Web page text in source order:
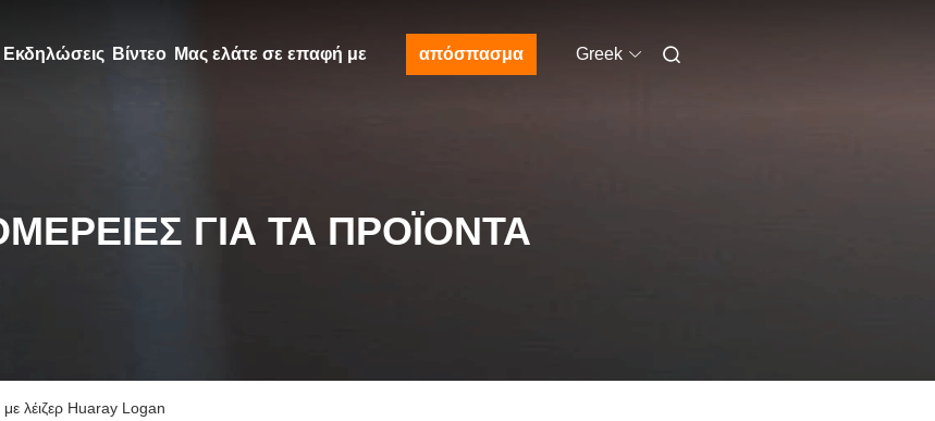
Εκδηλώσεις Βίντεο Μας ελάτε σε επαφή με απόσπασμα Greek
ΓΙΑ ΤΑ ΠΡΟΪΌΝΤΑ
λέιζερ Huaray Logan